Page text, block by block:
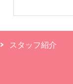
スタッフ紹介